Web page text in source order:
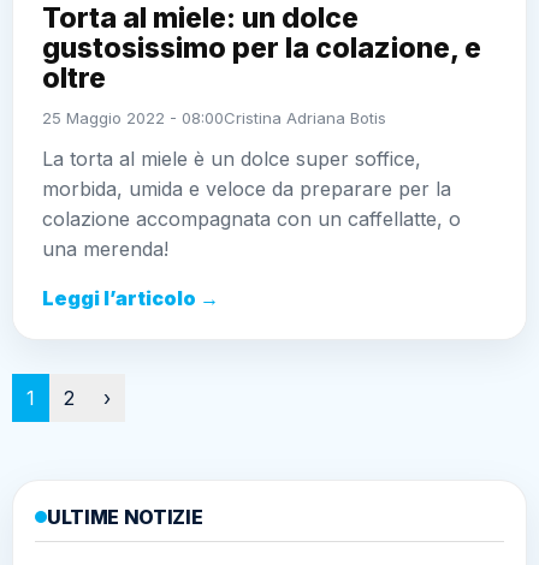
Torta al miele: un dolce
gustosissimo per la colazione, e
oltre
25 Maggio 2022 - 08:00Cristina Adriana Botis
La torta al miele è un dolce super soffice,
morbida, umida e veloce da preparare per la
colazione accompagnata con un caffellatte, o
una merenda!
Leggi l’articolo →
Paginazione
1 2 ›
ULTIME NOTIZIE